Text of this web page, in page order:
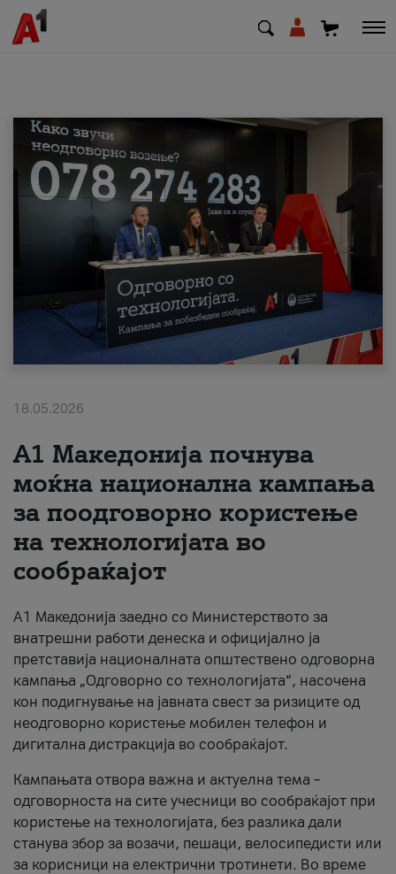
МК EN SQ
Деловни
Поддршка
Надополни кредит
#ПодобарОнлајн
18.05.2026
A1 Македонија почнува
моќна национална кампања
за поодговорно користење
на технологијата во
сообраќајот
A1 Македонија заедно со Министерството за
внатрешни работи денеска и официјално ја
претставија националната општествено одговорна
кампања „Одговорно со технологијата“, насочена
кон подигнување на јавната свест за ризиците од
неодговорно користење мобилен телефон и
дигитална дистракција во сообраќајот.
Кампањата отвора важна и актуелна тема –
одговорноста на сите учесници во сообраќајот при
користење на технологијата, без разлика дали
станува збор за возачи, пешаци, велосипедисти или
за корисници на електрични тротинети. Во време